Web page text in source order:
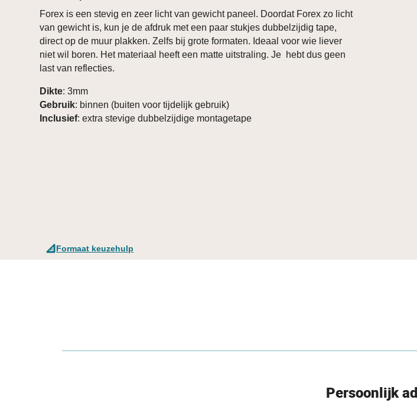
Forex is een stevig en zeer licht van gewicht paneel. Doordat Forex zo licht
van gewicht is, kun je de afdruk met een paar stukjes dubbelzijdig tape,
direct op de muur plakken. Zelfs bij grote formaten. Ideaal voor wie liever
niet wil boren. Het materiaal heeft een matte uitstraling. Je hebt dus geen
last van reflecties.
Dikte: 3mm
Gebruik: binnen (buiten voor tijdelijk gebruik)
Inclusief: extra stevige dubbelzijdige montagetape
Formaat keuzehulp
Persoonlijk